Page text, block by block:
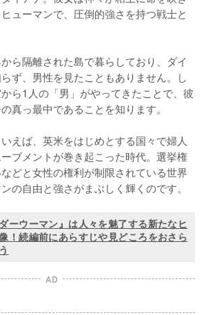
ューマンで、圧倒的強さを持つ戦士と
ら隔離された島で暮らしており、ダイ
ず、男性を見たこともありません。し
ら1人の「男」がやってきたことで、彼
真っ最中であることを知ります。
えば、英米をはじめとする国々で婦人
ブメントが巻き起こった時代。選挙権
どと女性の権利が制限されている世界
の自由と強さがまぶしく輝くのです。
ダーウーマン』は人々を魅了する新たなヒ
！続編前にあらすじや見どころをおさら
AD